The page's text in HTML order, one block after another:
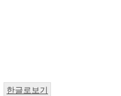
한글로보기